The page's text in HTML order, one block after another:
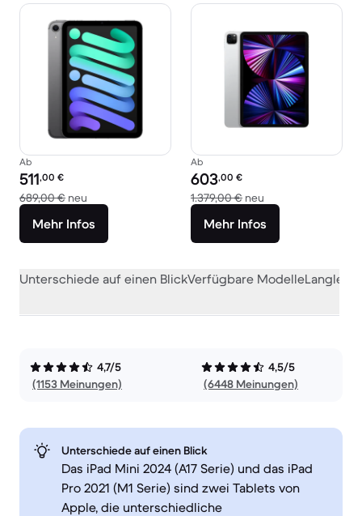
Ab
Preis des erneuerten Produkts:
511,00 €
689,00 € neu Im Vergleich zum Neupreis von 689,00 €
Mehr Infos
Ab
Preis des erneuerten Produkts:
603,00 €
1.379,00 € neu
Mehr Infos
Unterschiede auf einen BlickVerfügbare Modelle
4,7/5
(1153 Meinungen)
4,5/5
(6448 Meinungen)
Unterschiede auf einen Blick
Das iPad Mini 2024 (A17 Serie) und das iPad
Pro 2021 (M1 Serie) sind zwei Tablets von
Apple, die unterschiedliche